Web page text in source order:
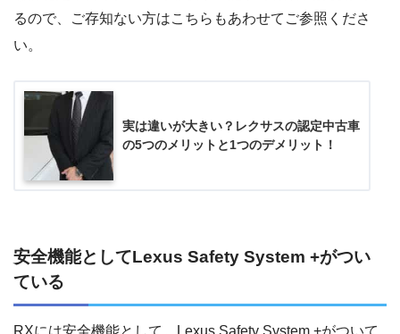
るので、ご存知ない方はこちらもあわせてご参照くださ
い。
実は違いが大きい？レクサスの認定中古車
の5つのメリットと1つのデメリット！
安全機能としてLexus Safety System +がつい
ている